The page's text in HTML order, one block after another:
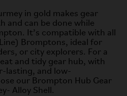
in gold makes gear
and can be done while
It’s compatible with all
Bromptons, ideal for
or city explorers. For a
and tidy gear hub, with
lasting, and low-
our Brompton Hub Gear
Alloy Shell.